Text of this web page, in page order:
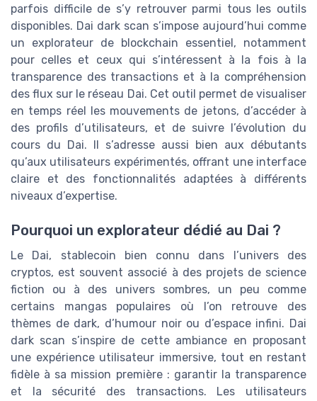
parfois difficile de s’y retrouver parmi tous les outils
disponibles. Dai dark scan s’impose aujourd’hui comme
un explorateur de blockchain essentiel, notamment
pour celles et ceux qui s’intéressent à la fois à la
transparence des transactions et à la compréhension
des flux sur le réseau Dai. Cet outil permet de visualiser
en temps réel les mouvements de jetons, d’accéder à
des profils d’utilisateurs, et de suivre l’évolution du
cours du Dai. Il s’adresse aussi bien aux débutants
qu’aux utilisateurs expérimentés, offrant une interface
claire et des fonctionnalités adaptées à différents
niveaux d’expertise.
Pourquoi un explorateur dédié au Dai ?
Le Dai, stablecoin bien connu dans l’univers des
cryptos, est souvent associé à des projets de science
fiction ou à des univers sombres, un peu comme
certains mangas populaires où l’on retrouve des
thèmes de dark, d’humour noir ou d’espace infini. Dai
dark scan s’inspire de cette ambiance en proposant
une expérience utilisateur immersive, tout en restant
fidèle à sa mission première : garantir la transparence
et la sécurité des transactions. Les utilisateurs